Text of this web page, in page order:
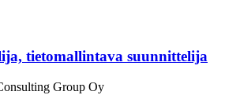
tietomallintava suunnittelija
Group Oy